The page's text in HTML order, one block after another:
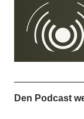
Den Podcast